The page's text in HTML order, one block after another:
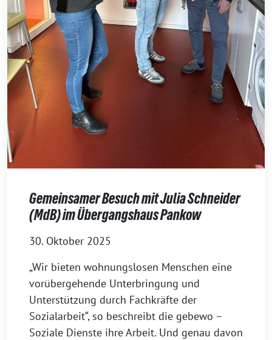
Gemeinsamer Besuch mit Julia Schneider
(MdB) im Übergangshaus Pankow
30. Oktober 2025
„Wir bieten wohnungslosen Menschen eine
vorübergehende Unterbringung und
Unterstützung durch Fachkräfte der
Sozialarbeit“, so beschreibt die gebewo –
Soziale Dienste ihre Arbeit. Und genau davon